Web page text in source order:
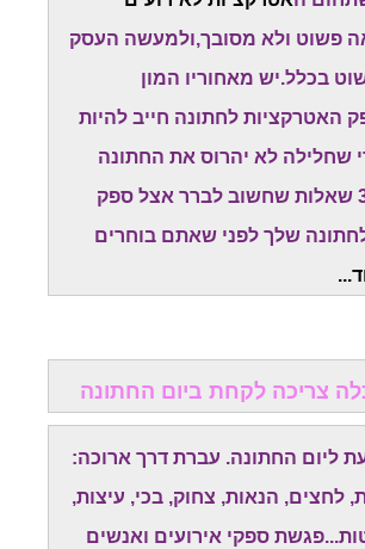
פשוט ולא מסובך,ולמעשה העסק
בכלל.יש מאחוריו המון
האטרקציות לחתונה חייב להיות
שחלילה לא יהרוס את החתונה
ישנם 3 שאלות שחשוב לברר אצל ספק
שלך לפני שאתם בוחרים
ליום החתונה. עברת דרך ארוכה:
לחצים, הנאות, צחוק, בכי, עיצות,
ספקי אירועים ואנשים